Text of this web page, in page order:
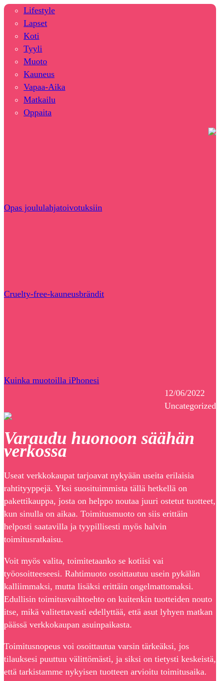
Lifestyle
Lapset
Koti
Tyyli
Muoto
Kauneus
Vapaa-Aika
Matkailu
Oppaita
Opas joululahjatoivotuksiin
Cruelty-free-kauneusbrändit
Kuinka muotoilla iPhonesi
12/06/2022
Uncategorized
Varaudu huonoon säähän
verkossa
Useat verkkokaupat tarjoavat nykyään useita erilaisia
rahtityyppejä. Yksi suosituimmista tällä hetkellä on
pakettikauppa, josta on helppo noutaa juuri ostetut tuotteet,
kun sinulla on aikaa. Toimitusmuoto on siis erittäin
helposti saatavilla ja tyypillisesti myös halvin
toimitusratkaisu.
Voit myös valita, toimitetaanko se kotiisi vai
työosoitteeseesi. Rahtimuoto osoittautuu usein pykälän
kalliimmaksi, mutta lisäksi erittäin ongelmattomaksi.
Edullisin toimitusvaihtoehto on kuitenkin tuotteiden nouto
itse, mikä valitettavasti edellyttää, että asut lyhyen matkan
päässä verkkokaupan asuinpaikasta.
Toimitusnopeus voi osoittautua varsin tärkeäksi, jos
tilauksesi puuttuu välittömästi, ja siksi on tietysti keskeistä,
että tarkistamme nykyisen tuotteen arvioitu toimitusaika.